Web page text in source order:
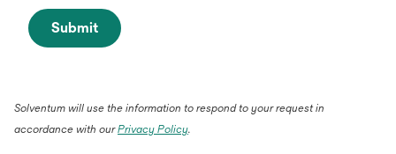
Submit
Solventum will use the information to respond to your request in
accordance with ourPrivacy Policy.